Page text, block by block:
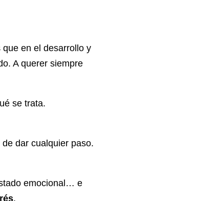
en el desarrollo y
A querer siempre
se trata.
dar cualquier paso.
emocional… e
.